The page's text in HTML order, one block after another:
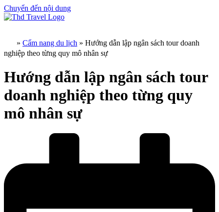
Chuyển đến nội dung
» Cẩm nang du lịch » Hướng dẫn lập ngân sách tour doanh
nghiệp theo từng quy mô nhân sự
Hướng dẫn lập ngân sách tour
doanh nghiệp theo từng quy
mô nhân sự